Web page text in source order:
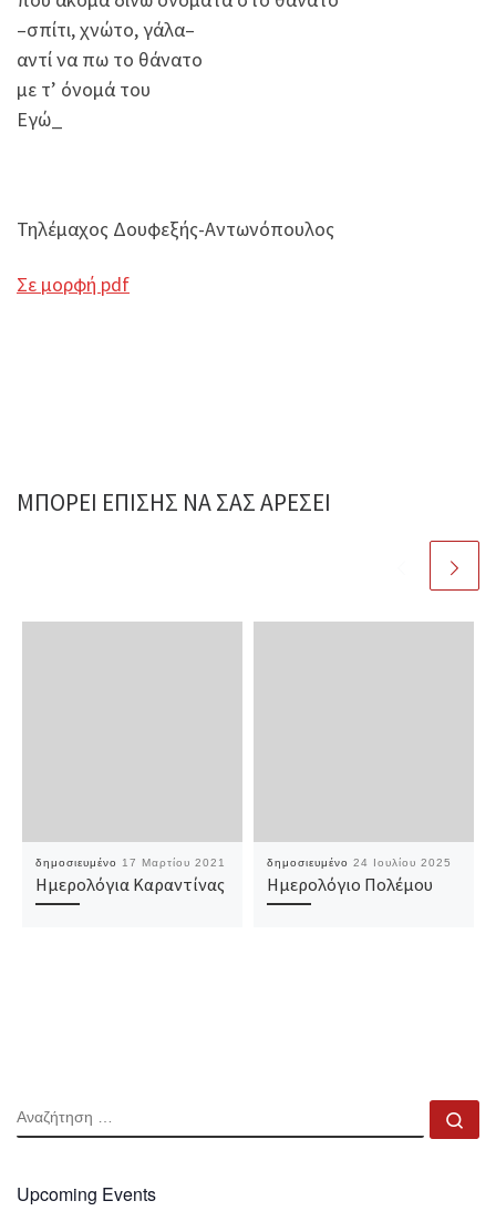
–σπίτι, χνώτο, γάλα–
αντί να πω το θάνατο
με τ’ όνομά του
Εγώ_
Τηλέμαχος Δουφεξής-Αντωνόπουλος
Σε μορφή pdf
ΜΠΟΡΕΊ ΕΠΊΣΗΣ ΝΑ ΣΑΣ ΑΡΈΣΕΙ
δημοσιευμένο 17 Μαρτίου 2021
Ημερολόγια Καραντίνας
δημοσιευμένο 24 Ιουλίου 2025
Ημερολόγιο Πολέμου
ΑΝΑΖΉΤΗΣΗ
Upcoming Events